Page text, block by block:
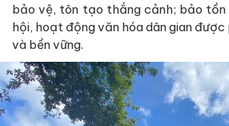
bảo vệ, tôn tạo thắng cảnh; bảo tồn
hội, hoạt động văn hóa dân gian
và bền vững.